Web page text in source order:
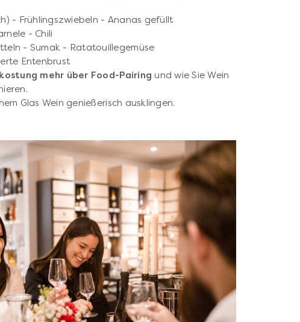
- Frühlingszwiebeln - Ananas gefüllt
- Chili
- Sumak - Ratatouillegemüse
Entenbrust
mehr über Food-Pairing und wie Sie Wein
Glas Wein genießerisch ausklingen.